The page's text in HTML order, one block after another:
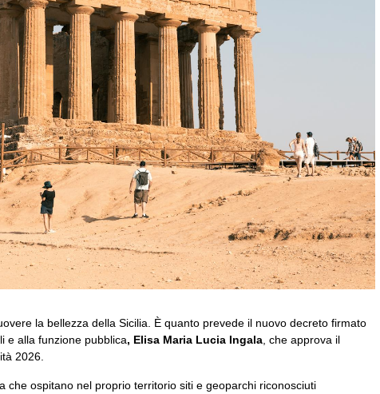
la bellezza della Sicilia. È quanto prevede il nuovo decreto firmato
e alla funzione pubblica, Elisa Maria Lucia Ingala , che approva il
2026.
che ospitano nel proprio territorio siti e geoparchi riconosciuti